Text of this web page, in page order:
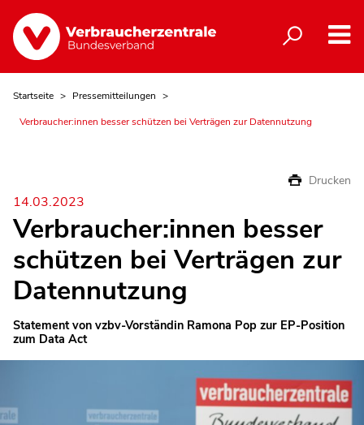
Startseite
Pressemitteilungen
Verbraucher:innen besser schützen bei Verträgen zur Datennutzung
Drucken
14.03.2023
Verbraucher:innen besser
schützen bei Verträgen zur
Datennutzung
Statement von vzbv-Vorständin Ramona Pop zur EP-Position
zum Data Act